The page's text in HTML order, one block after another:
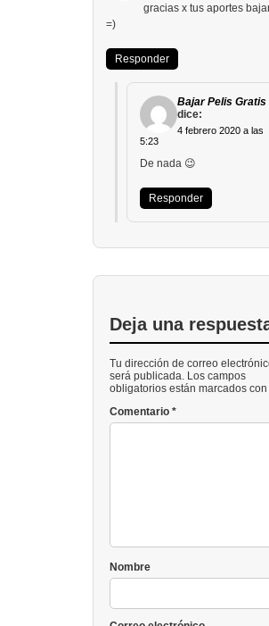
gracias x tus aportes
=)
Responder
Bajar Pelis Gratis
dice:
4 febrero 2020 a las
5:23
De nada 😉
Responder
Deja una
Tu dirección de correo
será publicada. Los campos
obligatorios están marcados con
Comentario *
Nombre